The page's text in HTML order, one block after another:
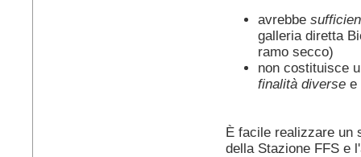
avrebbe
galleria diretta
ramo secco)
non costituisce
finalità diverse e
È facile realizzare un
della Stazione FFS e